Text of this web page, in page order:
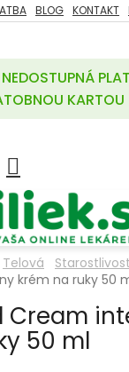
KARTOU
BLOG KONTAKT
Telová
krém na ruky 50
Cream
50 ml